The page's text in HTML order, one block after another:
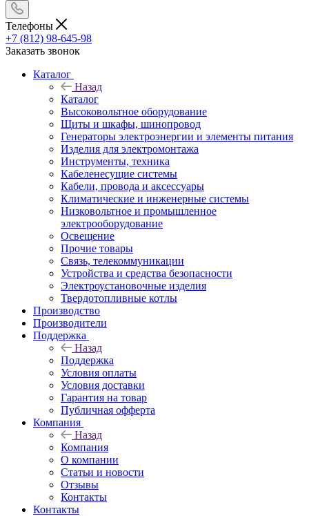
Телефоны
+7 (812) 98-645-98
Заказать звонок
Каталог
Назад
Каталог
Высоковольтное оборудование
Щиты и шкафы, шинопровод
Генераторы электроэнергии и элементы питания
Изделия для электромонтажа
Инструменты, техника
Кабеленесущие системы
Кабели, провода и аксессуары
Климатические и инженерные системы
Низковольтное и промышленное
электрооборудование
Освещение
Прочие товары
Связь, телекоммуникации
Устройства и средства безопасности
Электроустановочные изделия
Твердотопливные котлы
Производство
Производители
Поддержка
Назад
Поддержка
Условия оплаты
Условия доставки
Гарантия на товар
Публичная офферта
Компания
Назад
Компания
О компании
Статьи и новости
Отзывы
Контакты
Контакты